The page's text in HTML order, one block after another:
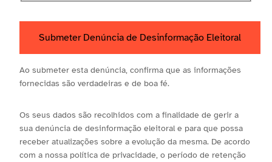
Ao submeter esta denúncia, confirma que as informações
fornecidas são verdadeiras e de boa fé.
Os seus dados são recolhidos com a finalidade de gerir a
sua denúncia de desinformação eleitoral e para que possa
receber atualizações sobre a evolução da mesma. De acordo
com a nossa política de privacidade, o período de retenção